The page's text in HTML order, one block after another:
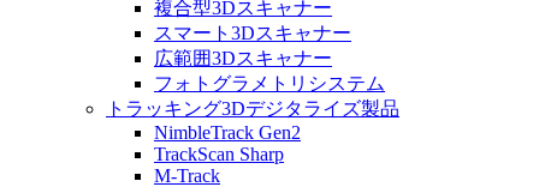
複合型3Dスキャナー
スマート3Dスキャナー
広範囲3Dスキャナー
フォトグラメトリシステム
トラッキング3Dデジタライズ製品
NimbleTrack Gen2
TrackScan Sharp
M-Track